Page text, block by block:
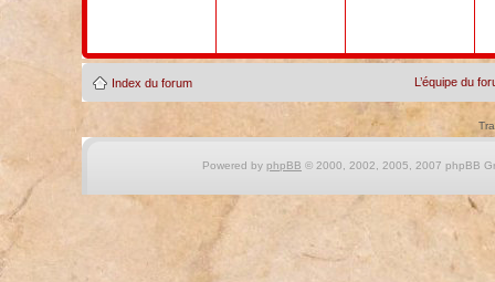
Index du forum L’équipe du
Powered by phpBB © 2000, 2002, 2005, 2007 phpBB